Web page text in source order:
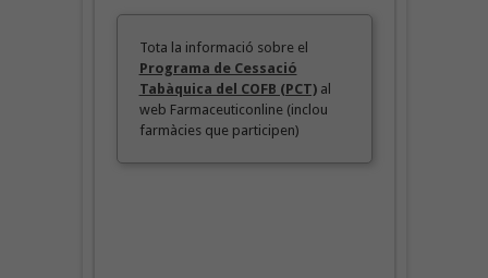
Tota la informació sobre el
Programa de Cessació
Tabàquica del COFB (PCT)al
web Farmaceuticonline (inclou
farmàcies que participen)